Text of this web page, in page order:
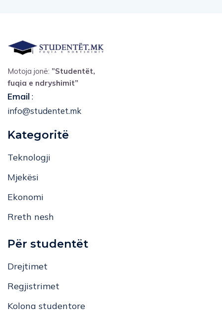
Motoja jonë: ”Studentët,
fuqia e ndryshimit”
Email:
info@studentet.mk
Kategoritë
Teknologji
Mjekësi
Ekonomi
Rreth nesh
Për studentët
Drejtimet
Regjistrimet
Kolona studentore